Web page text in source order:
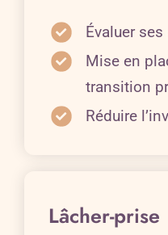
Évaluer
Mise en
transition
Réduire
Lâcher-prise